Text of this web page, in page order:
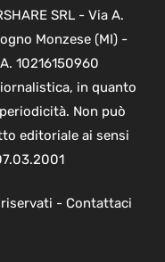
SRL - Via A.
Monzese (MI) -
10216150960
in quanto
Non può
editoriale ai sensi
- Contattaci